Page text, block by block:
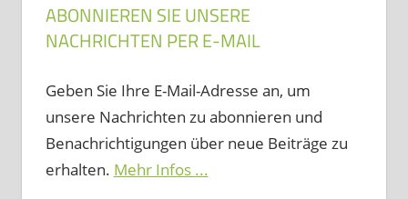
ABONNIEREN SIE UNSERE
NACHRICHTEN PER E-MAIL
Geben Sie Ihre E-Mail-Adresse an, um
unsere Nachrichten zu abonnieren und
Benachrichtigungen über neue Beiträge zu
erhalten. Mehr Infos ...